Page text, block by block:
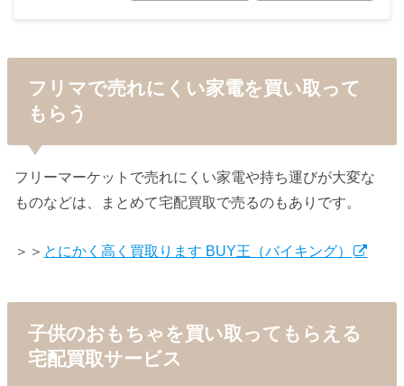
フリマで売れにくい家電を買い取って
もらう
フリーマーケットで売れにくい家電や持ち運びが大変な
ものなどは、まとめて宅配買取で売るのもありです。
＞＞ とにかく高く買取ります BUY王（バイキング）
子供のおもちゃを買い取ってもらえる
宅配買取サービス